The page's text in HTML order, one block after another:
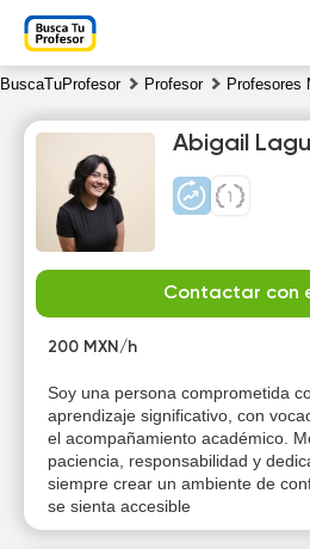
BuscaTuProfesor Profesor Profesores
Abigail
Contactar con
200 MXN/h
Soy una persona comprometida
aprendizaje significativo, con
el acompañamiento académico.
paciencia, responsabilidad y
siempre crear un ambiente de
se sienta accesible
6
Fr
7